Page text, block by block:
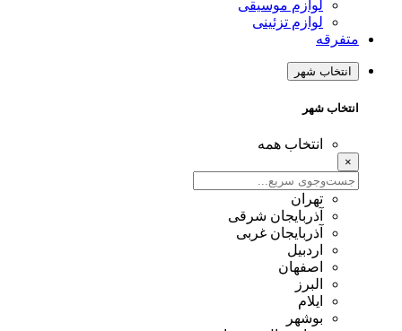
لوازم موسیقی
لوازم تزئینی
متفرقه
انتخاب شهر
انتخاب شهر
انتخاب همه
تهران
آذربایجان شرقی
آذربایجان غربی
اردبیل
اصفهان
البرز
ایلام
بوشهر